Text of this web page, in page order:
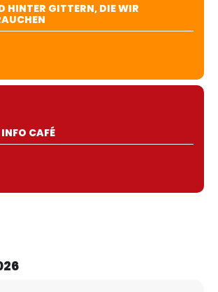
HINTER GITTERN, DIE WIR
CAFÉ